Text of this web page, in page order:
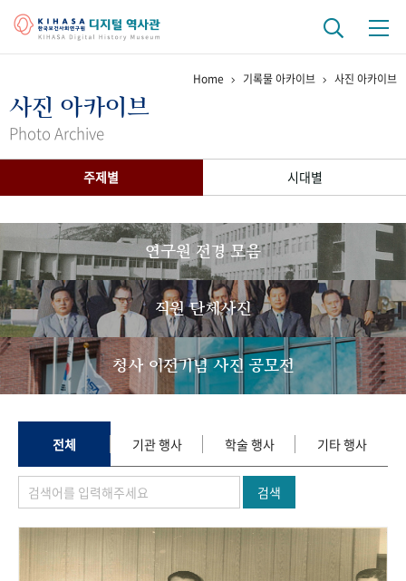
걸어온 길 기관 변천사
간행물 변천사
기록물 아카이브
사진 아카이브 문서 기록물 행정박물 영상 기록물
50+1 주년 기념
성과 50선 숫자로 보는 50년
세계와 함께 한 KIHASA
VR 역사관
Home 기록물 아카이브 사진 아카이브
사진 아카이브
Photo Archive
주제별 시대별
연구원 전경 모음
직원 단체사진
청사 이전기념 사진 공모전
전체 기관 행사 학술 행사 기타 행사
검색